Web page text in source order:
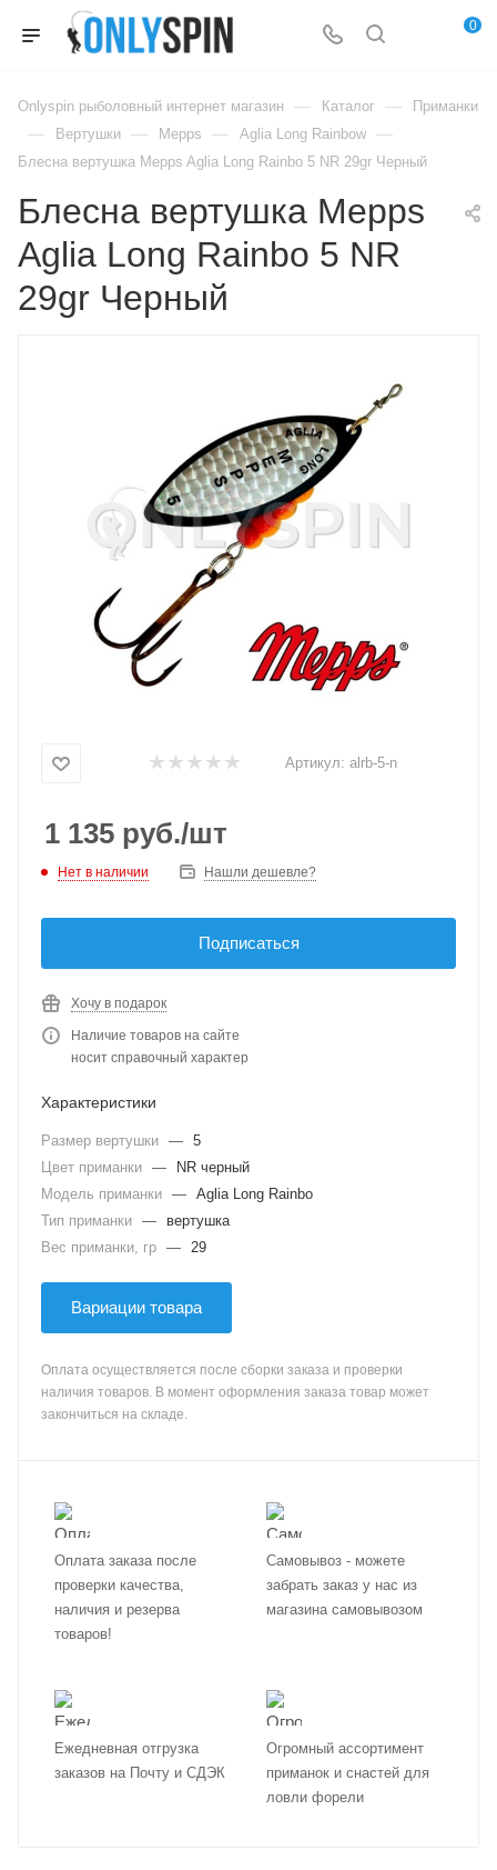
0
Onlyspin рыболовный интернет магазин — Каталог — Приманки
— Вертушки — Mepps — Aglia Long Rainbow —
Блесна вертушка Mepps Aglia Long Rainbo 5 NR 29gr Черный
Блесна вертушка Mepps
Aglia Long Rainbo 5 NR
29gr Черный
Артикул: alrb-5-n
1 135 руб./шт
Нет в наличии Нашли дешевле?
Подписаться
Хочу в подарок
Наличие товаров на сайте
носит справочный характер
Характеристики
Размер вертушки — 5
Цвет приманки —
NR черный
Модель приманки — Aglia Long Rainbo
Тип приманки —
вертушка
Вес приманки, гр — 29
Вариации товара
Оплата осуществляется после сборки заказа и проверки
наличия товаров. В момент оформления заказа товар может
закончиться на складе.
Оплата заказа после
проверки качества,
наличия и резерва
товаров!
Самовывоз - можете
забрать заказ у нас из
магазина самовывозом
Ежедневная отгрузка
заказов на Почту и СДЭК
Огромный ассортимент
приманок и снастей для
ловли форели